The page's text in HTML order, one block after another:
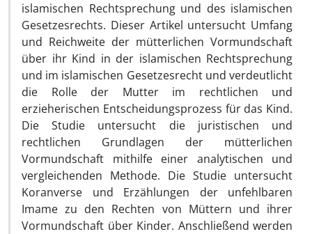
islamischen Rechtsprechung und des islamischen
Gesetzesrechts. Dieser Artikel untersucht Umfang
und Reichweite der mütterlichen Vormundschaft
über ihr Kind in der islamischen Rechtsprechung
und im islamischen Gesetzesrecht und verdeutlicht
die Rolle der Mutter im rechtlichen und
erzieherischen Entscheidungsprozess für das Kind.
Die Studie untersucht die juristischen und
rechtlichen Grundlagen der mütterlichen
Vormundschaft mithilfe einer analytischen und
vergleichenden Methode. Die Studie untersucht
Koranverse und Erzählungen der unfehlbaren
Imame zu den Rechten von Müttern und ihrer
Vormundschaft über Kinder. Anschließend werden